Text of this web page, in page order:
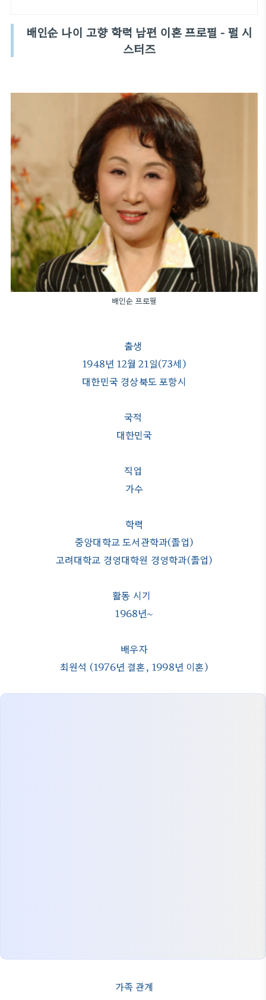
배인순 나이 고향 학력 남편 이혼 프로필 - 펄 시
스터즈
배인순 프로필
출생
1948년 12월 21일(73세)
대한민국 경상북도 포항시
국적
대한민국
직업
가수
학력
중앙대학교 도서관학과(졸업)
고려대학교 경영대학원 경영학과(졸업)
활동 시기
1968년~
배우자
최원석 (1976년 결혼, 1998년 이혼)
가족 관계